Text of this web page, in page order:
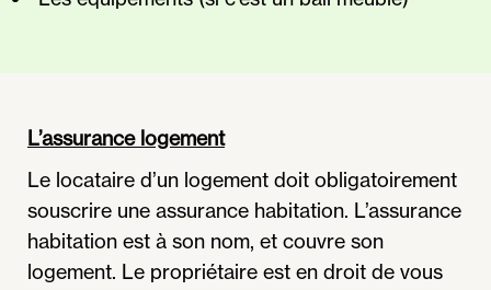
L’assurance logement
Le locataire d’un logement doit obligatoirement
souscrire une assurance habitation. L’assurance
habitation est à son nom, et couvre son
logement. Le propriétaire est en droit de vous